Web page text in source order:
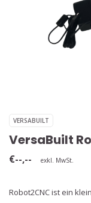
VERSABUILT
VersaBuilt
€--,-- exkl. MwSt.
Robot2CNC ist ein